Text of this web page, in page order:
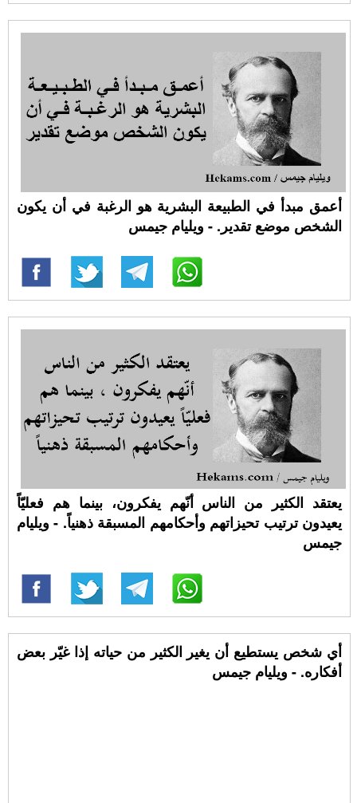
أعمق مبدأ في الطبيعة البشرية هو الرغبة في أن يكون
الشخص موضع تقدير. - ويليام جيمس
يعتقد الكثير من الناس أنّهم يفكرون، بينما هم فعليّاً
يعيدون ترتيب تحيزاتهم وأحكامهم المسبقة ذهنياً. - ويليام
جيمس
أي شخص يستطيع أن يغير الكثير من حياته إذا غيّر بعض
أفكاره. - ويليام جيمس